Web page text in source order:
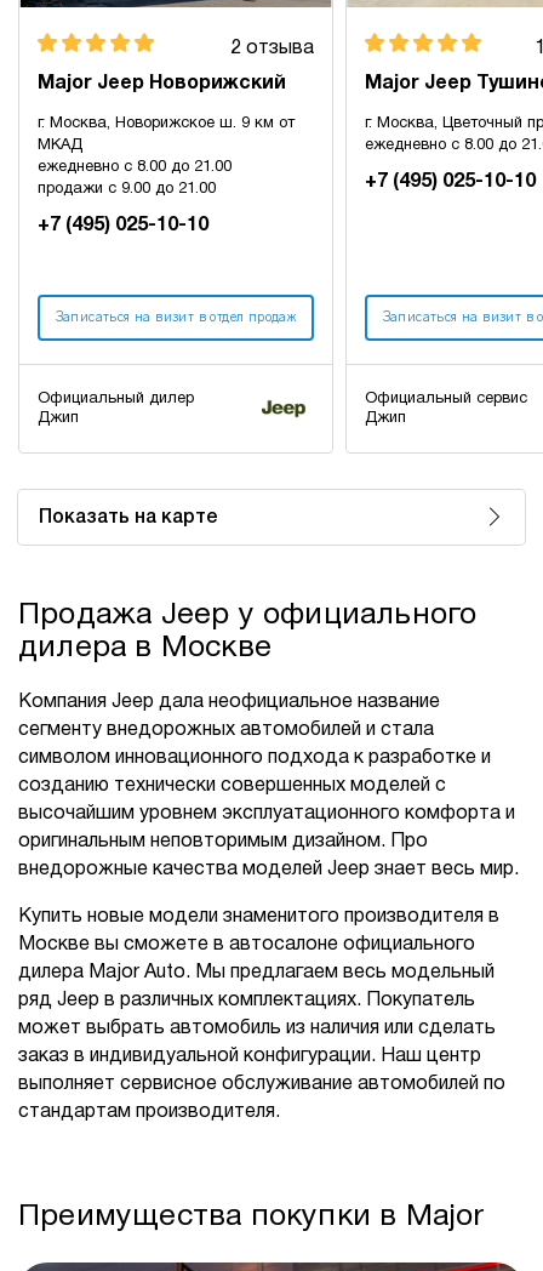
Показать на карте
2 отзыва
Major Jeep Новорижский
г. Москва, Новорижское ш. 9 км от
МКАД
ежедневно с 8.00 до 21.00
продажи с 9.00 до 21.00
+7 (495) 025-10-10
Записаться на визит в отдел продаж
Официальный дилер
Джип
Major Jeep
г. Москва, Цветочный
ежедневно с 8.00 до
+7 (495) 025-10-10
Записаться на визит в
Официальный сервис
Джип
Продажа Jeep у официального
дилера в Москве
Компания Jeep дала неофициальное название
сегменту внедорожных автомобилей и стала
символом инновационного подхода к разработке и
созданию технически совершенных моделей с
высочайшим уровнем эксплуатационного комфорта и
оригинальным неповторимым дизайном. Про
внедорожные качества моделей Jeep знает весь мир.
Купить новые модели знаменитого производителя в
Москве вы сможете в автосалоне официального
дилера Major Auto. Мы предлагаем весь модельный
ряд Jeep в различных комплектациях. Покупатель
может выбрать автомобиль из наличия или сделать
заказ в индивидуальной конфигурации. Наш центр
выполняет сервисное обслуживание автомобилей по
стандартам производителя.
Преимущества покупки в Major